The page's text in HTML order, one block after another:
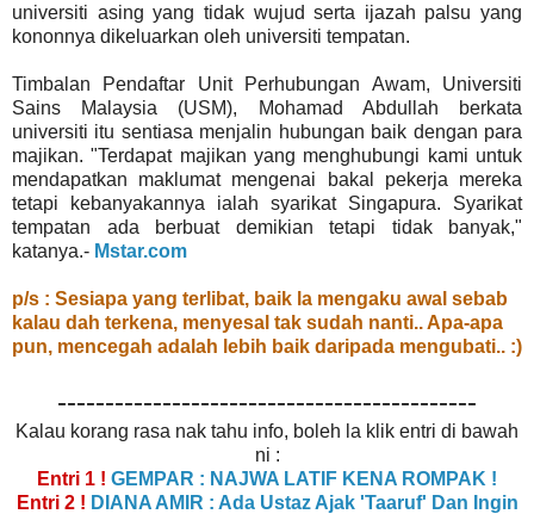
universiti asing yang tidak wujud serta ijazah palsu yang
kononnya dikeluarkan oleh universiti tempatan.
Timbalan Pendaftar Unit Perhubungan Awam, Universiti
Sains Malaysia (USM), Mohamad Abdullah berkata
universiti itu sentiasa menjalin hubungan baik dengan para
majikan. "Terdapat majikan yang menghubungi kami untuk
mendapatkan maklumat mengenai bakal pekerja mereka
tetapi kebanyakannya ialah syarikat Singapura. Syarikat
tempatan ada berbuat demikian tetapi tidak banyak,"
katanya.- Mstar.com
p/s : Sesiapa yang terlibat, baik la mengaku awal sebab
kalau dah terkena, menyesal tak sudah nanti.. Apa-apa
pun, mencegah adalah lebih baik daripada mengubati.. :)
--------------------------------------------
Kalau korang rasa nak tahu info, boleh la klik entri di bawah
ni :
Entri 1 ! GEMPAR : NAJWA LATIF KENA ROMPAK !
Entri 2 ! DIANA AMIR : Ada Ustaz Ajak 'Taaruf' Dan Ingin